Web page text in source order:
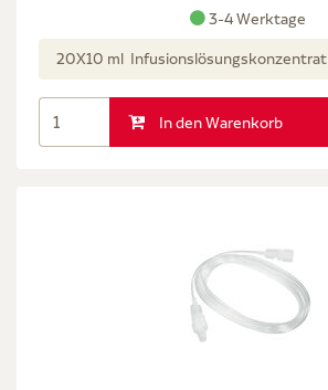
3-4 Werktage
20X10 ml Infusionslösungskonzentrat
In den Warenkorb